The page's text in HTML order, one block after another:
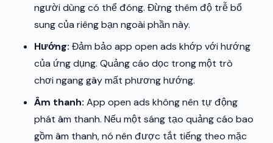
người dùng có thể đóng. Đừng thêm độ trễ bổ
sung của riêng bạn ngoài phần này.
Hướng: Đảm bảo app open ads khớp với hướng
của ứng dụng. Quảng cáo dọc trong một trò
chơi ngang gây mất phương hướng.
Âm thanh: App open ads không nên tự động
phát âm thanh. Nếu một sáng tạo quảng cáo bao
gồm âm thanh, nó nên được tắt tiếng theo mặc